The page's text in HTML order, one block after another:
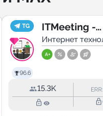
TG
96.6
ITMeeting -
Анонсы
бесплатных
разработке
Интернет
15.3K ERR:
lock_outline lock_outline